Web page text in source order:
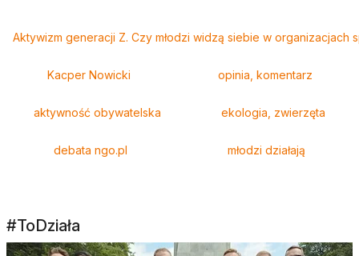
Aktywizm generacji Z. Czy młodzi widzą siebie w organizacjach
Kacper Nowicki opinia, komentarz
aktywność obywatelska ekologia, zwierzęta
debata ngo.pl młodzi działają
#ToDziała